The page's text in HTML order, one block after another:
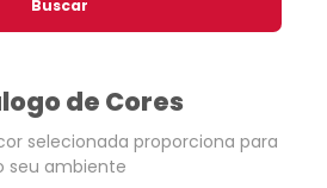
Buscar
de Cores
selecionada proporciona para
seu ambiente